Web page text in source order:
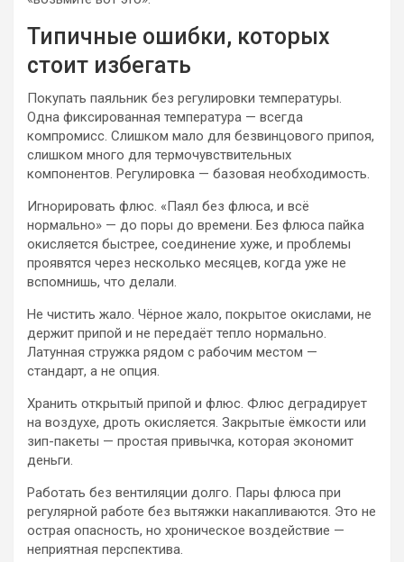
Типичные ошибки, которых
стоит избегать
Покупать паяльник без регулировки температуры.
Одна фиксированная температура — всегда
компромисс. Слишком мало для безвинцового припоя,
слишком много для термочувствительных
компонентов. Регулировка — базовая необходимость.
Игнорировать флюс. «Паял без флюса, и всё
нормально» — до поры до времени. Без флюса пайка
окисляется быстрее, соединение хуже, и проблемы
проявятся через несколько месяцев, когда уже не
вспомнишь, что делали.
Не чистить жало. Чёрное жало, покрытое окислами, не
держит припой и не передаёт тепло нормально.
Латунная стружка рядом с рабочим местом —
стандарт, а не опция.
Хранить открытый припой и флюс. Флюс деградирует
на воздухе, дроть окисляется. Закрытые ёмкости или
зип-пакеты — простая привычка, которая экономит
деньги.
Работать без вентиляции долго. Пары флюса при
регулярной работе без вытяжки накапливаются. Это не
острая опасность, но хроническое воздействие —
неприятная перспектива.